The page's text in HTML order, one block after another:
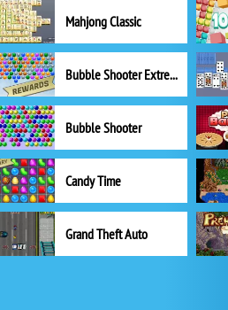
Mahjong Classic
Bubble Shooter Extreme
Bubble Shooter
Candy Time
Grand Theft Auto